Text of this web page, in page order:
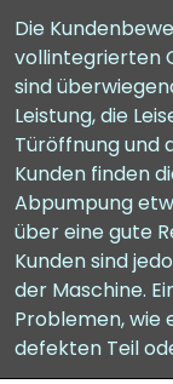
Die
vollintegrierten
sind
Leistung, die
Türöffnung und
Kunden finden
Abpumpung
über eine gute
Kunden sind
der Maschine.
Problemen, wie
defekten Teil